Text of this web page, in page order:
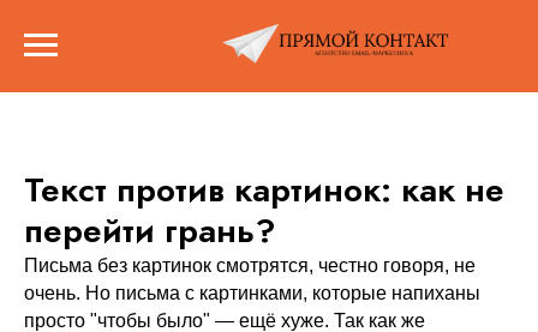
Текст против картинок: как не
перейти грань?
Письма без картинок смотрятся, честно говоря, не
очень. Но письма с картинками, которые напиханы
просто "чтобы было" — ещё хуже. Так как же